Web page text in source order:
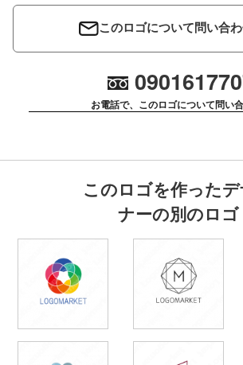
このロゴについて問い合
お電話で、このロゴについて問い
このロゴを作った
ナーの別のロゴ